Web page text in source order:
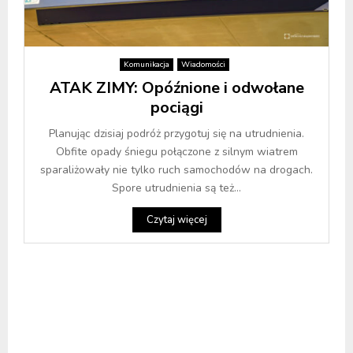
Komunikacja Wiadomości
ATAK ZIMY: Opóźnione i odwołane
pociągi
Planując dzisiaj podróż przygotuj się na utrudnienia.
Obfite opady śniegu połączone z silnym wiatrem
sparaliżowały nie tylko ruch samochodów na drogach.
Spore utrudnienia są też...
Czytaj więcej